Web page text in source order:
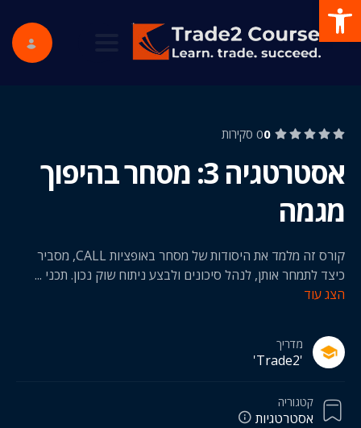
navigation
00 סקירות
אסטרטגיה 3: מסחר בהיפוך
מגמה
קורס זה מלמד את היסודות של מסחר באופציות CALL, מסביר
כיצד לתמחר אותן, לנהל סיכונים ולבצע ניתוח שוק נכון. תכני ...
הצג עוד
מדריך
'Trade2'
קטגוריה
אסטרטגיות